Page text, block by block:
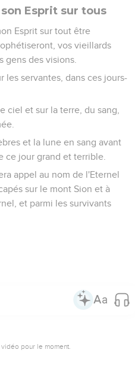
Esprit sur tous
Esprit sur tout être
vos vieillards
gens des visions.
les servantes, dans ces jours-
ciel et sur la terre, du sang,
et la lune en sang avant
ce jour grand et terrible.
appel au nom de l'Eternel
sur le mont Sion et à
et parmi les survivants
pour le moment.